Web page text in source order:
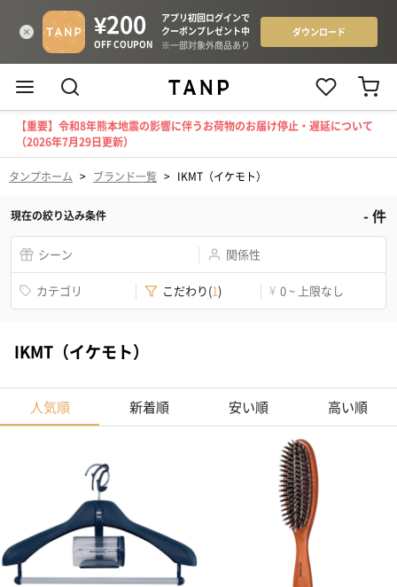
【重要】令和8年熊本地震の影響に伴うお荷物のお届け停止・遅延について
（2026年7月29日更新）
タンプホーム > ブランド一覧 > IKMT（イケモト）
現在の絞り込み条件 -件
シーン 関係性
カテゴリ こだわり(1) ¥ 0 ~ 上限なし
IKMT（イケモト）
人気順 新着順 安い順 高い順